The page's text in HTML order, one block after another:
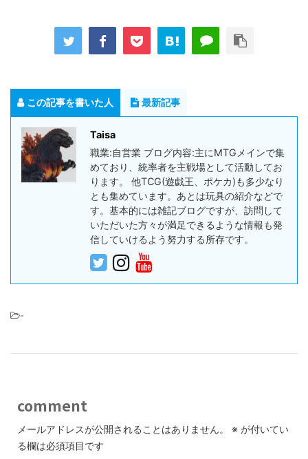
この記事を書いた人 最新記事
Taisa
職業:自営業 ブログ内容:主にMTGメインで集
めており、統率者を主戦場として活動してお
ります。 他TCG(遊戯王、ポケカ)も多少なり
とも集めています。あとは玩具の紹介などで
す。基本的には雑記ブログですが、訪問して
いただいた方々が満足できるような情報も発
信していけるよう努力する所存です。
-
comment
メールアドレスが公開されることはありません。 ※ が付いてい
る欄は必須項目です